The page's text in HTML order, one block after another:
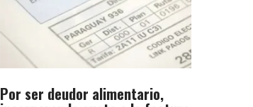
Por ser deudor alimentario,